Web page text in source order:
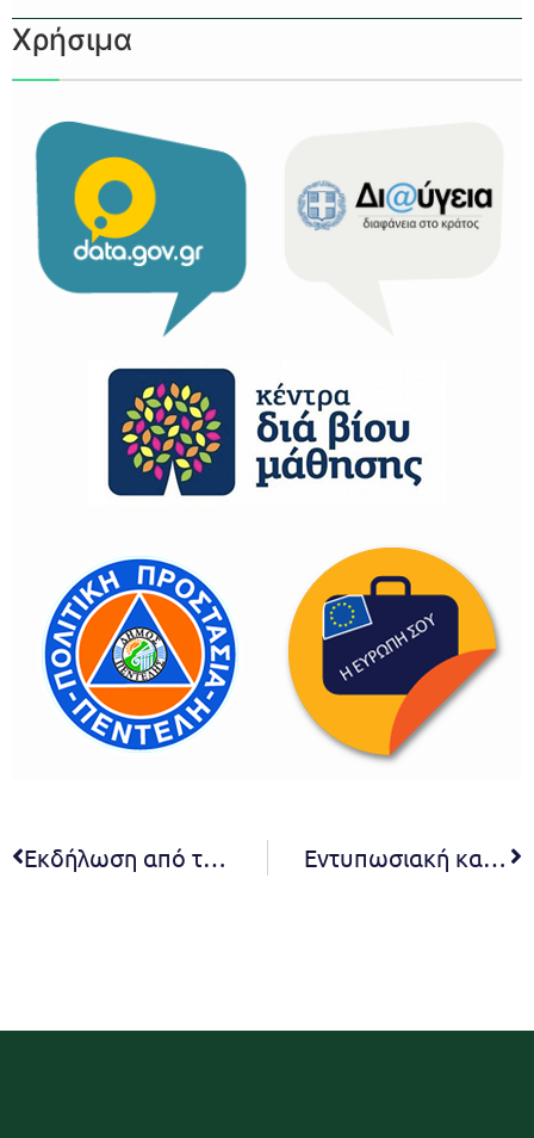
Χρήσιμα
Εκδήλωση από το Δήμο Πεντέλης και το Σωματείο Ένωση Μικρασιατών Μελισσίων στο πλαίσιο της επετείου μνήμης για τα 100 χρόνια από τη Μικρασιατική Καταστροφή: «Φωνές Μικρασιατικού Ελληνισμού» – Μνήμες, αναφορές κληρονομιά Μικρασιατικού Ελληνισμού. Κυριακή 11 Σεπτεμβρίου και ώρα 20:30, στο Ανοικτό Θεατράκι Μελισσίων Εντυπωσιακή και η 2η εκδήλωση στο Αρχαίο Λατομείο στο πλαίσιο του 1ου Φεστιβάλ Πεντελικού. Ποιοτική παράσταση από την ορχήστρα της ΕΡΤ αποζημίωσε όσους παρακολούθησαν την εκδήλωση. Δήμητρα Κεχαγιά – Κώστας Μπακογιάννης: Δημιουργούμε ένα νέο θεσμό στην πρωτεύουσα